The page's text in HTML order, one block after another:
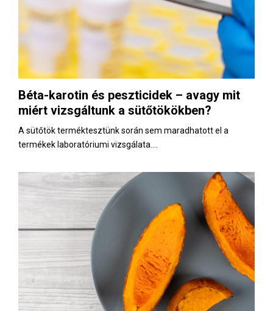
Béta-karotin és peszticidek – avagy mit
miért vizsgáltunk a sütőtökökben?
A sütőtök terméktesztünk során sem maradhatott el a
termékek laboratóriumi vizsgálata....